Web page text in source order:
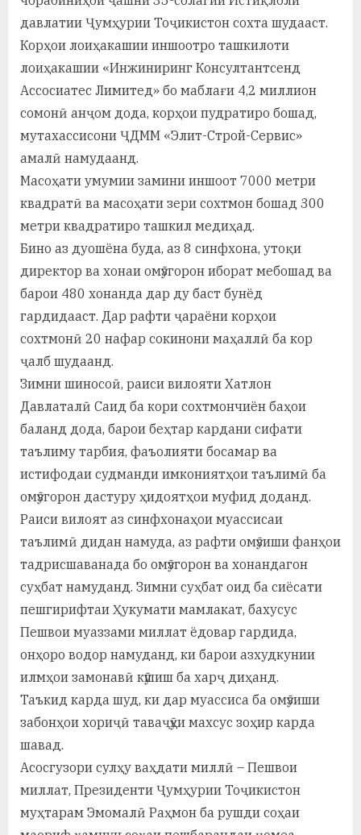
давлатии Ҷумҳурии Тоҷикистон сохта шудааст.
Корҳои лоиҳакашии иншоотро ташкилоти
лоиҳакашии «Инжиниринг Консултантсенд
Ассосиатес Лимитед» бо маблағи 4,2 миллион
сомонӣ анҷом дода, корҳои пудратиро бошад,
мутахассисони ҶДММ «Элит-Строй-Сервис»
амалӣ намудаанд.
Масоҳати умумии замини иншоот 7000 метри
квадратӣ ва масоҳати зери сохтмон бошад 300
метри квадратиро ташкил медиҳад.
Бино аз дуошёна буда, аз 8 синфхона, утоқи
директор ва хонаи омӯзгорон иборат мебошад ва
барои 480 хонанда дар ду баст бунёд
гардидааст. Дар рафти ҷараёни корҳои
сохтмонӣ 20 нафар сокинони маҳаллӣ ба кор
ҷалб шудаанд.
Зимни шиносоӣ, раиси вилояти Хатлон
Давлаталӣ Саид ба кори сохтмончиён баҳои
баланд дода, барои беҳтар кардани сифати
таълиму тарбия, фаъолияти босамар ва
истифодаи судманди имкониятҳои таълимӣ ба
омӯзгорон дастуру ҳидоятҳои муфид доданд.
Раиси вилоят аз синфхонаҳои муассисаи
таълимӣ дидан намуда, аз рафти омӯзиши фанҳои
тадрисшаванада бо омӯзгорон ва хонандагон
суҳбат намуданд. Зимни суҳбат оид ба сиёсати
пешгирифтаи Ҳукумати мамлакат, бахусус
Пешвои муаззами миллат ёдовар гардида,
онҳоро водор намуданд, ки барои азхудкунии
илмҳои замонавӣ кӯшиш ба харҷ диҳанд.
Таъкид карда шуд, ки дар муассиса ба омӯзиши
забонҳои хориҷӣ таваҷӯҳи махсус зоҳир карда
шавад.
Асосгузори сулҳу ваҳдати миллӣ – Пешвои
миллат, Президенти Ҷумҳурии Тоҷикистон
муҳтарам Эмомалӣ Раҳмон ба рушди соҳаи